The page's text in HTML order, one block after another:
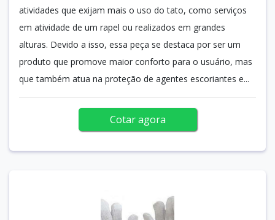
atividades que exijam mais o uso do tato, como serviços
em atividade de um rapel ou realizados em grandes
alturas. Devido a isso, essa peça se destaca por ser um
produto que promove maior conforto para o usuário, mas
que também atua na proteção de agentes escoriantes e...
Cotar agora